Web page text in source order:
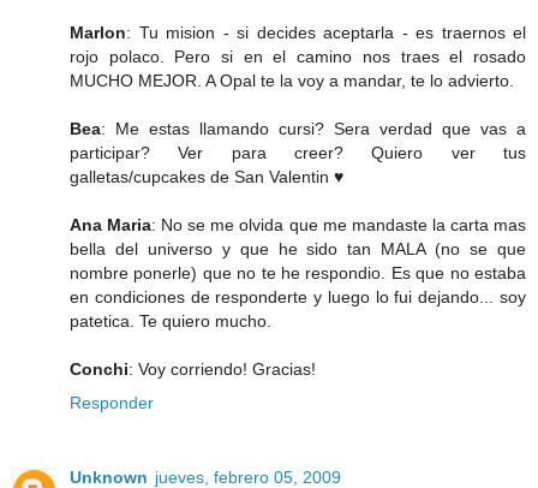
Marlon: Tu mision - si decides aceptarla - es traernos el
rojo polaco. Pero si en el camino nos traes el rosado
MUCHO MEJOR. A Opal te la voy a mandar, te lo advierto.
Bea: Me estas llamando cursi? Sera verdad que vas a
participar? Ver para creer? Quiero ver tus
galletas/cupcakes de San Valentin ♥
Ana Maria: No se me olvida que me mandaste la carta mas
bella del universo y que he sido tan MALA (no se que
nombre ponerle) que no te he respondio. Es que no estaba
en condiciones de responderte y luego lo fui dejando... soy
patetica. Te quiero mucho.
Conchi: Voy corriendo! Gracias!
Responder
Unknown jueves, febrero 05, 2009